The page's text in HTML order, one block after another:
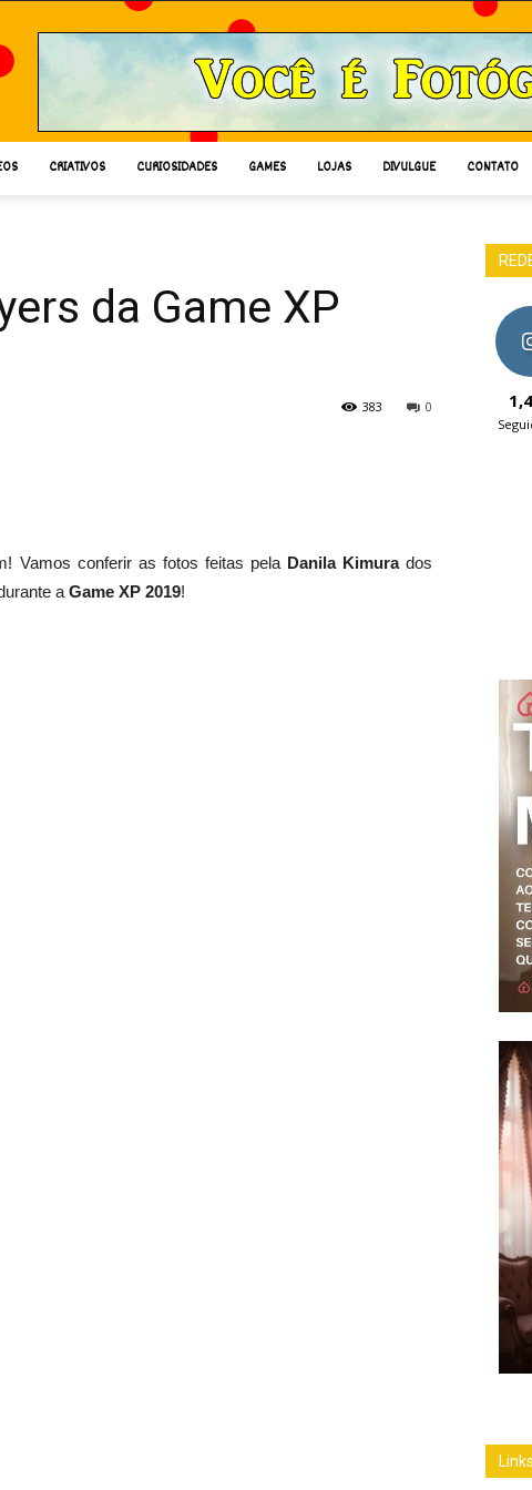
CRIATIVOS CURIOSIDADES GAMES LOJAS DIVULGUE CONTATO
da Game XP
0
383
Vamos conferir as fotos feitas pela Danila Kimurados
a Game XP 2019!